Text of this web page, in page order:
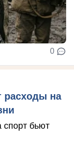
0
расходы на
спорт бьют